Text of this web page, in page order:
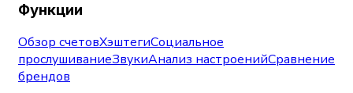
Функции
Обзор счетовХэштегиСоциальное
прослушиваниеЗвукиАнализ настроенийСравнение
брендов